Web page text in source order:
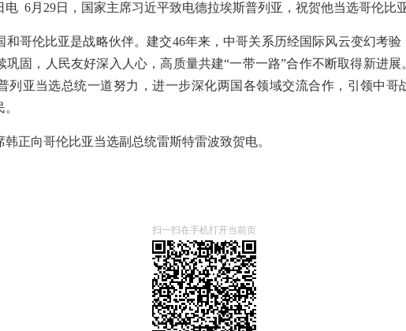
电 6月29日，国家主席习近平致电德拉埃斯普列亚，祝贺他当选哥伦比
和哥伦比亚是战略伙伴。建交46年来，中哥关系历经国际风云变幻考
巩固，人民友好深入人心，高质量共建“一带一路”合作不断取得新进
列亚当选总统一道努力，进一步深化两国各领域交流合作，引领中哥
韩正向哥伦比亚当选副总统雷斯特雷波致贺电。
扫一扫在手机打开当前页